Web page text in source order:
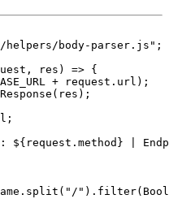
body-parser.js";
res) => {
+ request.url);
${request.method} |